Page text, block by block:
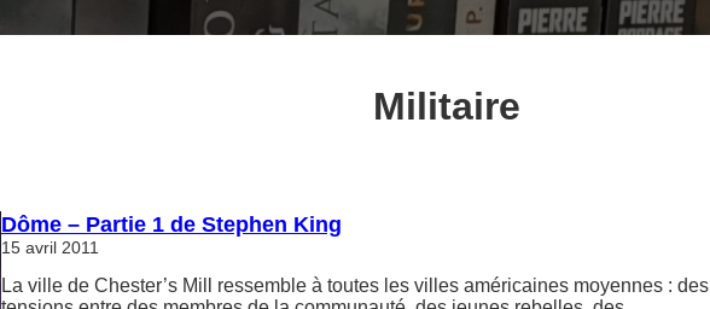
Militaire
Dôme – Partie 1 de Stephen King
15 avril 2011
La ville de Chester’s Mill ressemble à toutes les villes américaines moyennes : des